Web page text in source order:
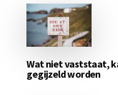
Wat niet vaststaat,
gegijzeld worden